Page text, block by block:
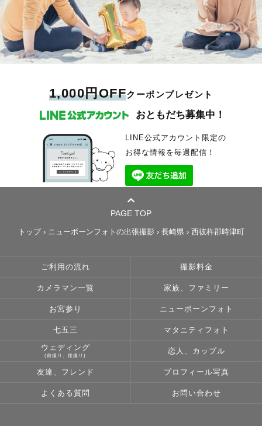
1,000円OFFクーポンプレゼント
おともだち募集中！
LINE公式アカウント限定の
お得な情報を毎週配信！
PAGE TOP
トップ› ニューボーンフォトの出張撮影 › 長崎県 › 西彼杵郡時津町
ご利用の流れ 撮影料金
カメラマン一覧 家族、ファミリー
お宮参り ニューボーンフォト
七五三 マタニティフォト
ウェディング
(前撮り、後撮り)
恋人、カップル
友達、フレンド プロフィール写真
よくある質問 お問い合わせ